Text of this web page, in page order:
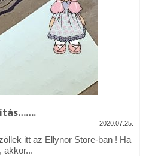
is találkozhattál…
Feltételek
2020.07.25.
itt az Ellynor Store-ban ! Ha
akkor...